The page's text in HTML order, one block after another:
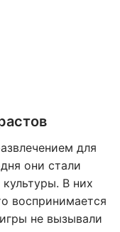
для
они стали
В них
воспринимается
не вызывали